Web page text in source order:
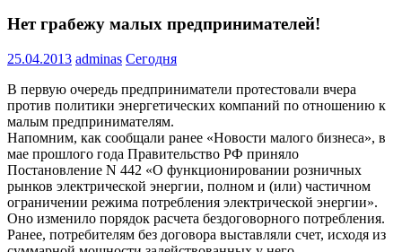
Нет грабежу малых предпринимателей!
25.04.2013 adminas Сегодня
В первую очередь предприниматели протестовали вчера
против политики энергетических компаний по отношению к
малым предпринимателям.
Напомним, как сообщали ранее «Новости малого бизнеса», в
мае прошлого года Правительство РФ приняло
Постановление N 442 «О функционировании розничных
рынков электрической энергии, полном и (или) частичном
ограничении режима потребления электрической энергии».
Оно изменило порядок расчета бездоговорного потребления.
Ранее, потребителям без договора выставляли счет, исходя из